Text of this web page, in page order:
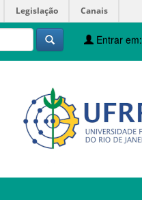
Legislação Canais
Entrar em: